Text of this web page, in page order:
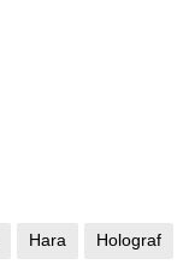
Hara Holograf